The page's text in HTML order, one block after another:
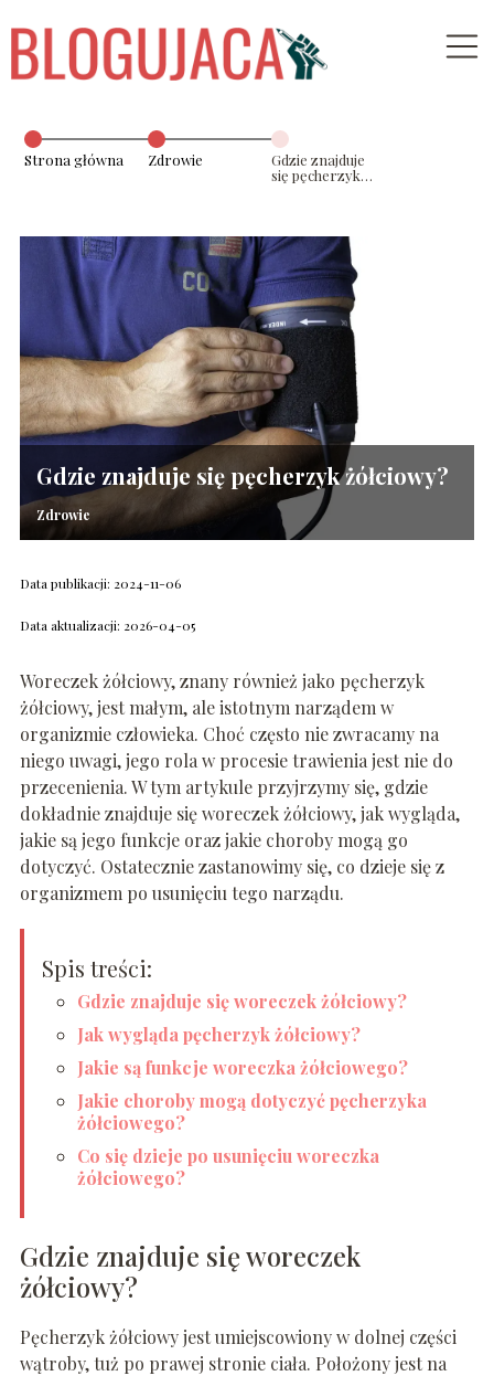
Strona główna Zdrowie
Gdzie znajduje
się pęcherzyk
Gdzie znajduje się pęcherzyk żółciowy?
Zdrowie
Data publikacji: 2024-11-06
Data aktualizacji: 2026-04-05
Woreczek żółciowy, znany również jako pęcherzyk
żółciowy, jest małym, ale istotnym narządem w
organizmie człowieka. Choć często nie zwracamy na
niego uwagi, jego rola w procesie trawienia jest nie do
przecenienia. W tym artykule przyjrzymy się, gdzie
dokładnie znajduje się woreczek żółciowy, jak wygląda,
jakie są jego funkcje oraz jakie choroby mogą go
dotyczyć. Ostatecznie zastanowimy się, co dzieje się z
organizmem po usunięciu tego narządu.
Spis treści:
Gdzie znajduje się woreczek żółciowy?
Jak wygląda pęcherzyk żółciowy?
Jakie są funkcje woreczka żółciowego?
Jakie choroby mogą dotyczyć pęcherzyka
żółciowego?
Co się dzieje po usunięciu woreczka
żółciowego?
Gdzie znajduje się woreczek
żółciowy?
Pęcherzyk żółciowy jest umiejscowiony w dolnej części
wątroby, tuż po prawej stronie ciała. Położony jest na